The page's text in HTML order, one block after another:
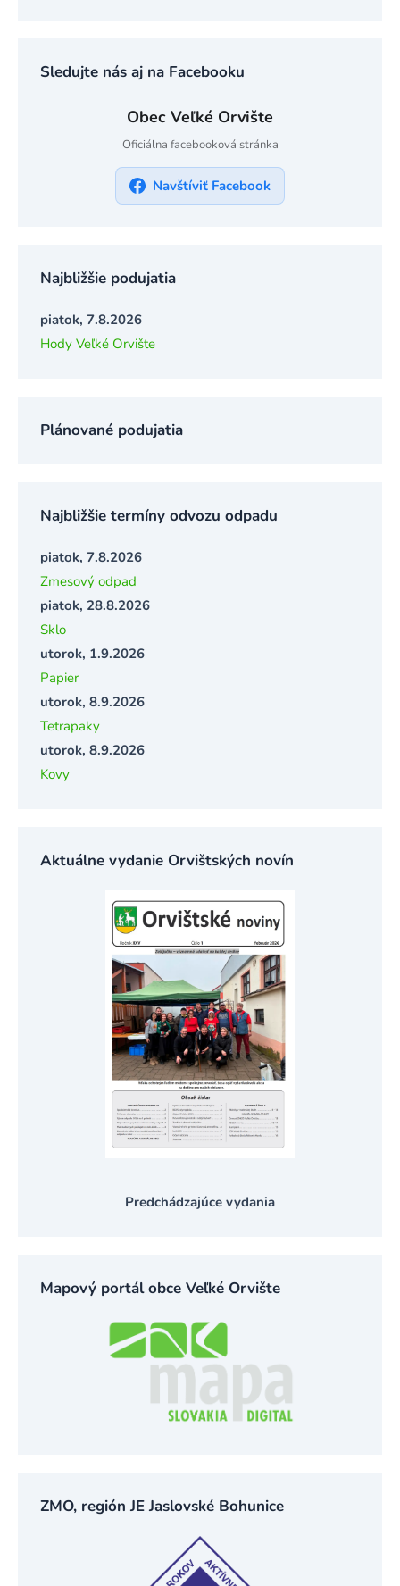
Sledujte nás aj na Facebooku
Obec Veľké Orvište
Oficiálna facebooková stránka
Navštíviť Facebook
Najbližšie podujatia
piatok, 7.8.2026
Hody Veľké Orvište
Plánované podujatia
Najbližšie termíny odvozu odpadu
piatok, 7.8.2026
Zmesový odpad
piatok, 28.8.2026
Sklo
utorok, 1.9.2026
Papier
utorok, 8.9.2026
Tetrapaky
utorok, 8.9.2026
Kovy
Aktuálne vydanie Orvištských novín
Predchádzajúce vydania
Mapový portál obce Veľké Orvište
ZMO, región JE Jaslovské Bohunice